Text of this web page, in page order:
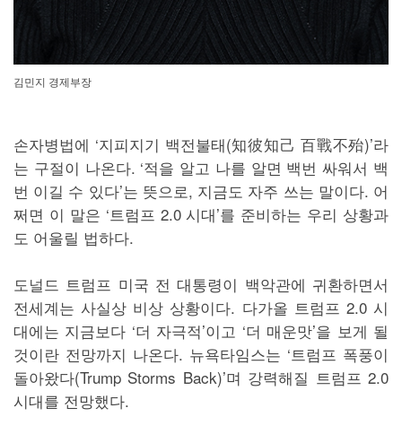
김민지 경제부장
손자병법에 ‘지피지기 백전불태(知彼知己 百戰不殆)’라
는 구절이 나온다. ‘적을 알고 나를 알면 백번 싸워서 백
번 이길 수 있다’는 뜻으로, 지금도 자주 쓰는 말이다. 어
쩌면 이 말은 ‘트럼프 2.0 시대’를 준비하는 우리 상황과
도 어울릴 법하다.
도널드 트럼프 미국 전 대통령이 백악관에 귀환하면서
전세계는 사실상 비상 상황이다. 다가올 트럼프 2.0 시
대에는 지금보다 ‘더 자극적’이고 ‘더 매운맛’을 보게 될
것이란 전망까지 나온다. 뉴욕타임스는 ‘트럼프 폭풍이
돌아왔다(Trump Storms Back)’며 강력해질 트럼프 2.0
시대를 전망했다.